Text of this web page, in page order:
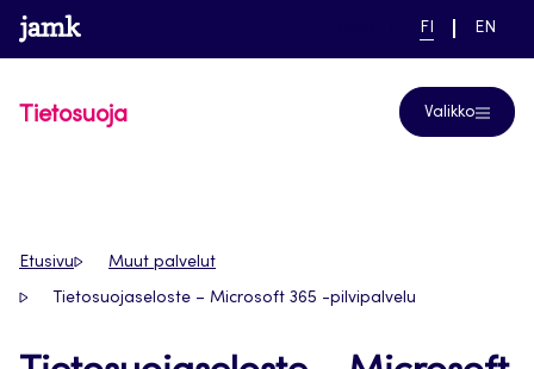
Siirry
suoraan
www.jamk.fi linkki pääsivustolle
NYKYINEN
FI
VAIHDA
EN
Tietosuoja Valikko
Etusivu Muut palvelut
Tietosuojaseloste – Microsoft 365 -pilvipalvelu